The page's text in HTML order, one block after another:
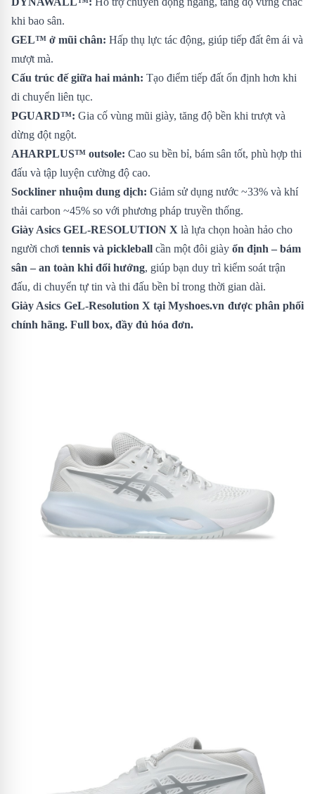
khi bao sân.
GEL™ ở mũi chân: Hấp thụ lực tác động, giúp tiếp đất êm ái và
mượt mà.
Cấu trúc đế giữa hai mảnh: Tạo điểm tiếp đất ổn định hơn khi
di chuyển liên tục.
PGUARD™: Gia cố vùng mũi giày, tăng độ bền khi trượt và
dừng đột ngột.
AHARPLUS™ outsole: Cao su bền bỉ, bám sân tốt, phù hợp thi
đấu và tập luyện cường độ cao.
Sockliner nhuộm dung dịch: Giảm sử dụng nước ~33% và khí
thải carbon ~45% so với phương pháp truyền thống.
Giày Asics GEL-RESOLUTION X là lựa chọn hoàn hảo cho
người chơi tennis và pickleball cần một đôi giày ổn định – bám
sân – an toàn khi đổi hướng, giúp bạn duy trì kiểm soát trận
đấu, di chuyển tự tin và thi đấu bền bỉ trong thời gian dài.
Giày Asics GeL-Resolution X tại Myshoes.vn được phân phối
chính hãng. Full box, đầy đủ hóa đơn.